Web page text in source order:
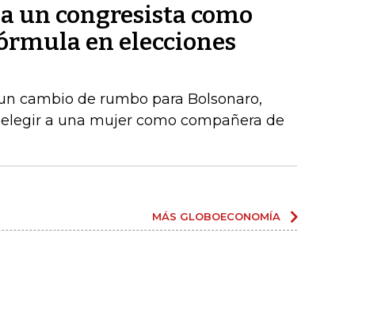
un congresista como
en elecciones
cambio de rumbo para Bolsonaro,
a una mujer como compañera de
MÁS GLOBOECONOMÍA